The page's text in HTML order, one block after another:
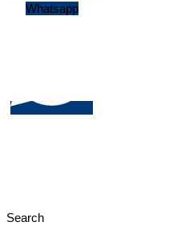
Whatsapp
Search